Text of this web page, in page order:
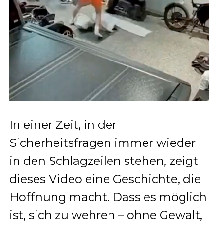
In einer Zeit, in der
Sicherheitsfragen immer wieder
in den Schlagzeilen stehen, zeigt
dieses Video eine Geschichte, die
Hoffnung macht. Dass es möglich
ist, sich zu wehren – ohne Gewalt,